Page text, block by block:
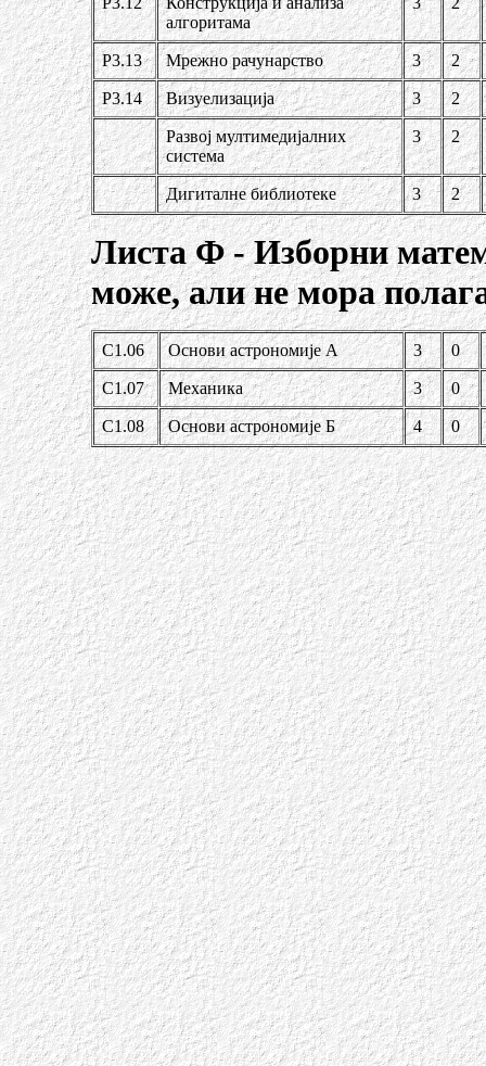
алгоритама
Р3.13 Мрежно рачунарство 3 2
Р3.14 Визуелизација 3 2
Развој мултимедијалних
система
3 2
Дигиталне библиотеке 3 2
Листа Ф - Изборни
може, али не мора
С1.06 Основи астрономије А 3 0
С1.07 Механика 3 0
С1.08 Основи астрономије Б 4 0